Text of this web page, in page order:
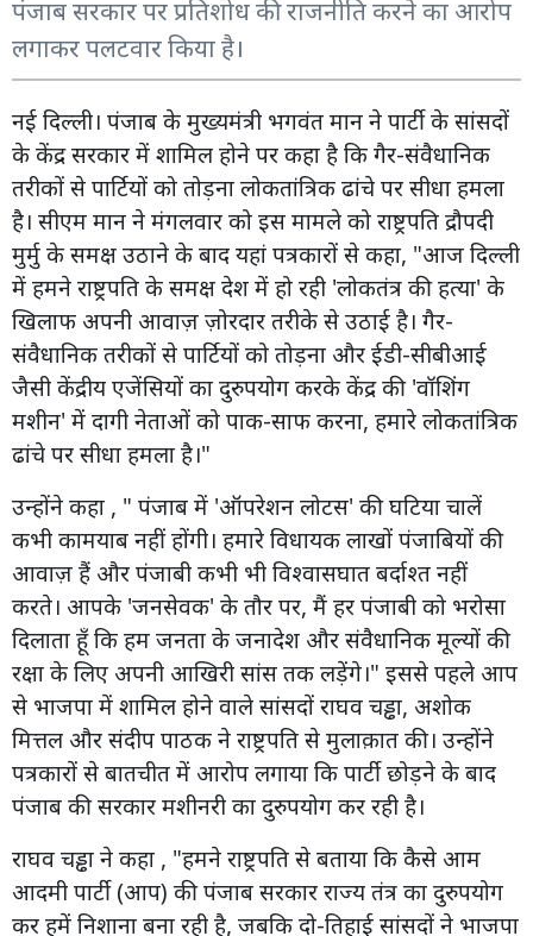
पंजाब सरकार पर प्रतिशोध की राजनीति करने का आरोप
लगाकर पलटवार किया है।
नई दिल्ली। पंजाब के मुख्यमंत्री भगवंत मान ने पार्टी के सांसदों
के केंद्र सरकार में शामिल होने पर कहा है कि गैर-संवैधानिक
तरीकों से पार्टियों को तोड़ना लोकतांत्रिक ढांचे पर सीधा हमला
है। सीएम मान ने मंगलवार को इस मामले को राष्ट्रपति द्रौपदी
मुर्मु के समक्ष उठाने के बाद यहां पत्रकारों से कहा, "आज दिल्ली
में हमने राष्ट्रपति के समक्ष देश में हो रही 'लोकतंत्र की हत्या' के
खिलाफ अपनी आवाज़ ज़ोरदार तरीके से उठाई है। गैर-
संवैधानिक तरीकों से पार्टियों को तोड़ना और ईडी-सीबीआई
जैसी केंद्रीय एजेंसियों का दुरुपयोग करके केंद्र की 'वॉशिंग
मशीन' में दागी नेताओं को पाक-साफ करना, हमारे लोकतांत्रिक
ढांचे पर सीधा हमला है।"
उन्होंने कहा , " पंजाब में 'ऑपरेशन लोटस' की घटिया चालें
कभी कामयाब नहीं होंगी। हमारे विधायक लाखों पंजाबियों की
आवाज़ हैं और पंजाबी कभी भी विश्वासघात बर्दाश्त नहीं
करते। आपके 'जनसेवक' के तौर पर, मैं हर पंजाबी को भरोसा
दिलाता हूँ कि हम जनता के जनादेश और संवैधानिक मूल्यों की
रक्षा के लिए अपनी आखिरी सांस तक लड़ेंगे।" इससे पहले आप
से भाजपा में शामिल होने वाले सांसदों राघव चड्ढा, अशोक
मित्तल और संदीप पाठक ने राष्ट्रपति से मुलाक़ात की। उन्होंने
पत्रकारों से बातचीत में आरोप लगाया कि पार्टी छोड़ने के बाद
पंजाब की सरकार मशीनरी का दुरुपयोग कर रही है।
राघव चड्ढा ने कहा , "हमने राष्ट्रपति से बताया कि कैसे आम
आदमी पार्टी (आप) की पंजाब सरकार राज्य तंत्र का दुरुपयोग
कर हमें निशाना बना रही है, जबकि दो-तिहाई सांसदों ने भाजपा